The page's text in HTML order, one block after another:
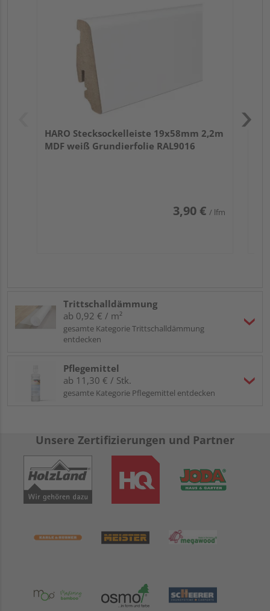
HARO Stecksockelleiste 19x58mm 2,2m
MDF weiß Grundierfolie RAL9016
3,90 € / lfm
Trittschalldämmung
ab 0,92 € / m²
gesamte Kategorie Trittschalldämmung
entdecken
Pflegemittel
ab 11,30 € / Stk.
gesamte Kategorie Pflegemittel entdecken
Unsere Zertifizierungen und Partner